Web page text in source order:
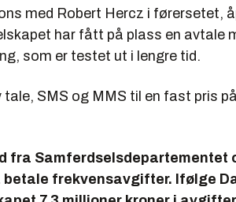
med Robert Hercz i førersetet,
har fått på plass en avtale
som er testet ut i lengre tid.
SMS og MMS til en fast pris
fra Samferdselsdepartementet
frekvensavgifter. Ifølge